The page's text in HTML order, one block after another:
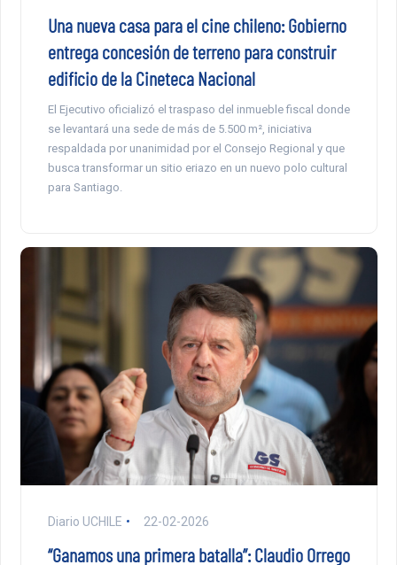
Una nueva casa para el cine chileno: Gobierno
entrega concesión de terreno para construir
edificio de la Cineteca Nacional
El Ejecutivo oficializó el traspaso del inmueble fiscal donde
se levantará una sede de más de 5.500 m², iniciativa
respaldada por unanimidad por el Consejo Regional y que
busca transformar un sitio eriazo en un nuevo polo cultural
para Santiago.
Diario UCHILE 22-02-2026
“Ganamos una primera batalla”: Claudio Orrego